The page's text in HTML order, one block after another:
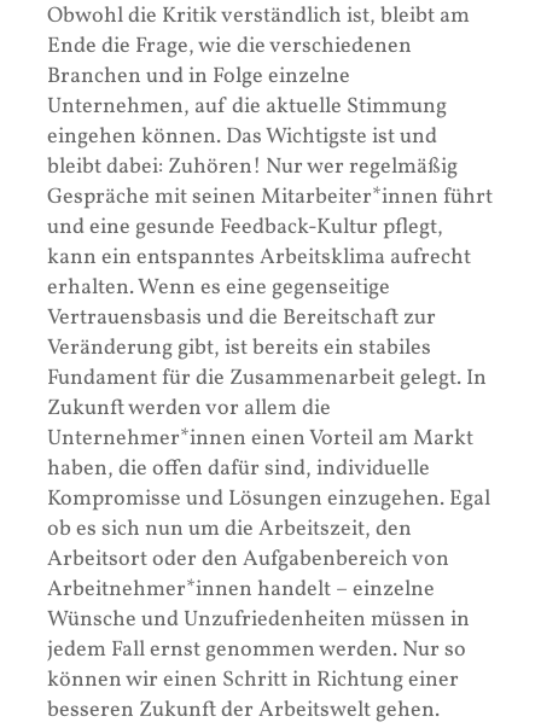
Obwohl die Kritik verständlich ist, bleibt am
Ende die Frage, wie die verschiedenen
Branchen und in Folge einzelne
Unternehmen, auf die aktuelle Stimmung
eingehen können. Das Wichtigste ist und
bleibt dabei: Zuhören! Nur wer regelmäßig
Gespräche mit seinen Mitarbeiter*innen führt
und eine gesunde Feedback-Kultur pflegt,
kann ein entspanntes Arbeitsklima aufrecht
erhalten. Wenn es eine gegenseitige
Vertrauensbasis und die Bereitschaft zur
Veränderung gibt, ist bereits ein stabiles
Fundament für die Zusammenarbeit gelegt. In
Zukunft werden vor allem die
Unternehmer*innen einen Vorteil am Markt
haben, die offen dafür sind, individuelle
Kompromisse und Lösungen einzugehen. Egal
ob es sich nun um die Arbeitszeit, den
Arbeitsort oder den Aufgabenbereich von
Arbeitnehmer*innen handelt – einzelne
Wünsche und Unzufriedenheiten müssen in
jedem Fall ernst genommen werden. Nur so
können wir einen Schritt in Richtung einer
besseren Zukunft der Arbeitswelt gehen.